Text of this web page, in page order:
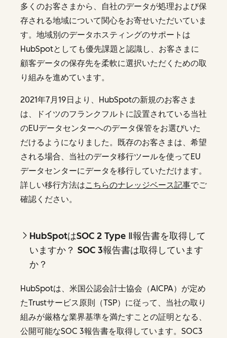
多くのお客さまから、自社のデータが処理および保
存される地域について関心をお寄せいただいていま
す。地域別のデータホスティングのサポートは
HubSpotとしても優先課題と認識し、お客さまに
顧客データの保存先を柔軟に選択いただくための取
り組みを進めています。
2021年7月19日より、HubSpotの新規のお客さま
は、ドイツのフランクフルトに設置されている当社
のEUデータセンターへのデータ保管をお選びいた
だけるようになりました。既存のお客さまは、希望
される場合、当社のデータ移行ツールを使ってEU
データセンターにデータを移行していただけます。
詳しい移行方法はこちらのナレッジベース記事でご
確認ください。
HubSpotはSOC 2 Type Ⅱ報告書を取得して
いますか？ SOC 3報告書は取得しています
か？
HubSpotは、米国公認会計士協会（AICPA）が定め
たTrustサービス原則（TSP）に従って、当社の取り
組みが厳格な業界基準を満たすことの証明となる、
公開可能なSOC 3報告書を取得しています。SOC3